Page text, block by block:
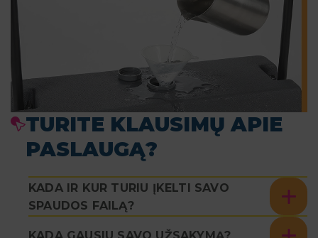
TURITE KLAUSIMŲ APIE
PASLAUGĄ?
KADA IR KUR TURIU ĮKELTI SAVO
SPAUDOS FAILĄ?